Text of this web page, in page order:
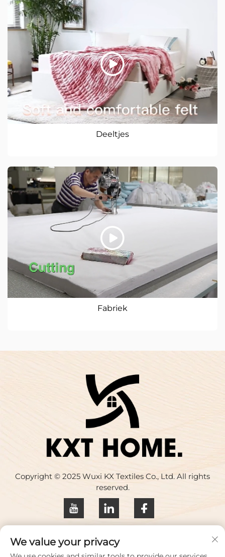
Deeltjes
Fabriek
Copyright © 2025 Wuxi KX Textiles Co., Ltd. All rights
reserved.
Privacybeleid
Neem contact met ons op
We value your privacy